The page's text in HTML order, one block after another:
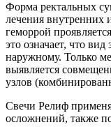
Форма ректальных
лечения внутренних
геморрой
это означает, что вид
наружному. Только
выявляется
узлов
Свечи Релиф
осложнений, также